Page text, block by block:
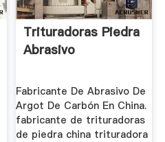
Trituradoras Piedra
Abrasivo
Fabricante De Abrasivo De
Argot De Carbón En China.
fabricante de trituradoras
de piedra china trituradora